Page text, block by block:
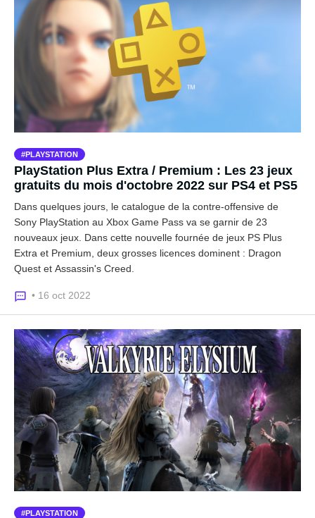
PLAYSTATION
PlayStation Plus Extra / Premium : Les 23 jeux
gratuits du mois d'octobre 2022 sur PS4 et PS5
Dans quelques jours, le catalogue de la contre-offensive de
Sony PlayStation au Xbox Game Pass va se garnir de 23
nouveaux jeux. Dans cette nouvelle fournée de jeux PS Plus
Extra et Premium, deux grosses licences dominent : Dragon
Quest et Assassin's Creed.
• 16 oct 2022
PLAYSTATION